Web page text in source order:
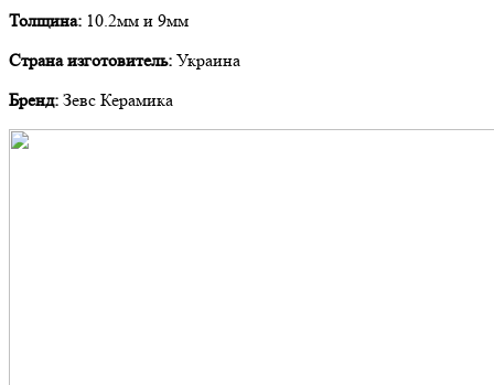
Толщина: 10.2мм и 9мм
Страна изготовитель: Украина
Бренд: Зевс Керамика